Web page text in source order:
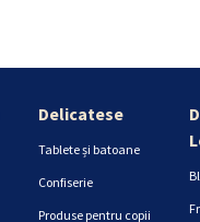
Delicatese
Tablete și batoane
Confiserie
Produse pentru copii